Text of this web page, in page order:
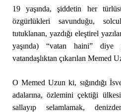
19 yaşında, şiddetin her
özgürlükleri savunduğu,
tutuklanan, yazdığı eleştirel
yaşında) “vatan haini” diye
vatandaşlıktan çıkarılan Memed
O Memed Uzun ki, sığındığı
adalarına, özlemini çektiği
sallayıp selamlamak,